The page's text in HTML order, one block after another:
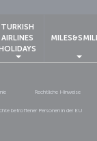
TURKISH
AIRLINES
Rechtliche Hinweise
betroffener Personen in der EU